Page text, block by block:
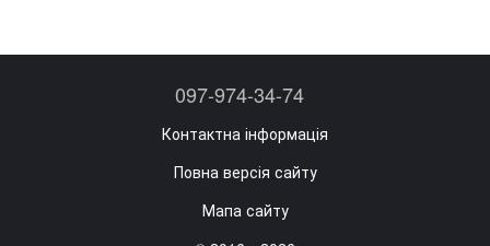
097-974-34-74
Контактна інформація
Повна версія сайту
Мапа сайту